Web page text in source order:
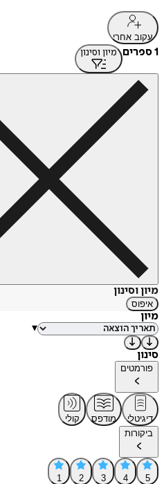
עקוב אחרי
1 ספרים מיון וסינון
מיון וסינון
איפוס
מיון
▾
סינון
פורמטים
דיגיטלי מודפס
קולי
ביקורות
5
4
3
2
1